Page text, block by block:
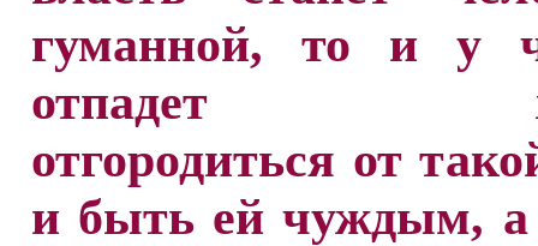
гуманной, то и у
отпадет
отгородиться от
и быть ей чуждым, а